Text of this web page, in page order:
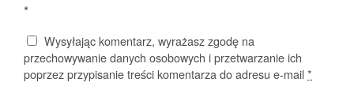
*
Wysyłając komentarz, wyrażasz zgodę na
przechowywanie danych osobowych i przetwarzanie ich
poprzez przypisanie treści komentarza do adresu e-mail*